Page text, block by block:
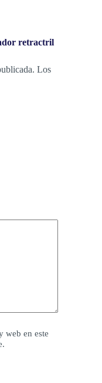
retractril
Los
web en este